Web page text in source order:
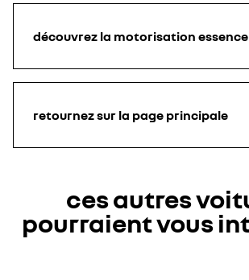
découvrez la motorisation essence
retournez sur la page principale
ces autres
pourraient vous